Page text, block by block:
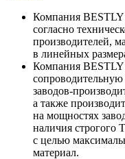
Компания BESTLY
согласно
производителей,
в линейных
Компания BESTLY
заводов-
а также
на мощностях
наличия строгого
с целью
материал.